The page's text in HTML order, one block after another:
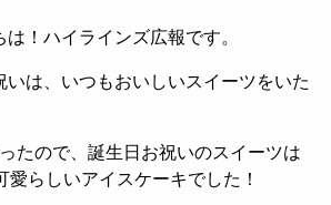
！ハイラインズ広報です。
いは、いつもおいしいスイーツをいた
たので、誕生日お祝いのスイーツは
愛らしいアイスケーキでした！